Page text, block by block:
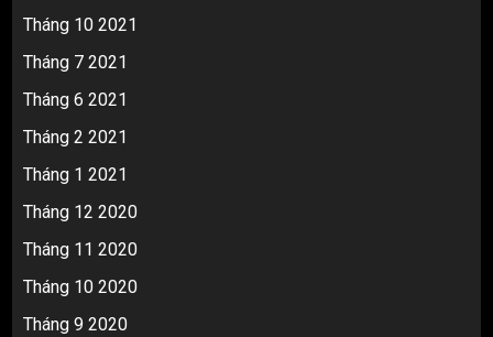
Tháng 10 2021
Tháng 7 2021
Tháng 6 2021
Tháng 2 2021
Tháng 1 2021
Tháng 12 2020
Tháng 11 2020
Tháng 10 2020
Tháng 9 2020